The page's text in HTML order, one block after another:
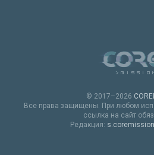
© 2017–2026
Все права защищены. При любом
ссылка на сайт
Редакция: